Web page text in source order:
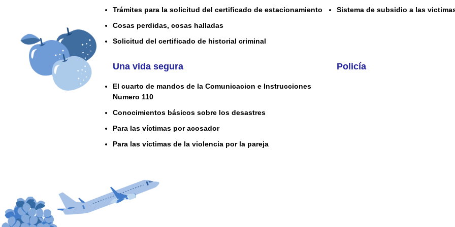
Trámites para la solicitud del certificado de estacionamiento
Cosas perdidas, cosas halladas
Solicitud del certificado de historial criminal
Sistema de subsidio a las
Una vida segura
El cuarto de mandos de la Comunicacion e Instrucciones
Numero 110
Conocimientos básicos sobre los desastres
Para las víctimas por acosador
Para las víctimas de la violencia por la pareja
Policía